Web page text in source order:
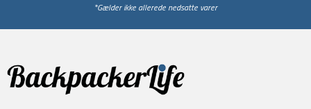
*Gælder ikke allerede nedsatte varer